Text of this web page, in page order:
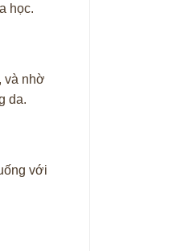
học.
và nhờ
da.
với